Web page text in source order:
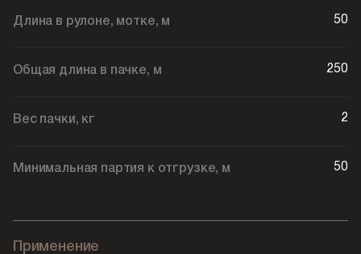
Длина в рулоне, мотке, м 50
Общая длина в пачке, м 250
Вес пачки, кг 2
Минимальная партия к отгрузке, м 50
Применение